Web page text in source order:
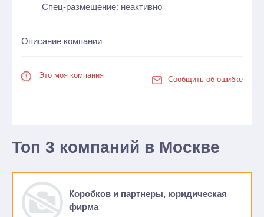
Спец-размещение: неактивно
Описание компании
Это моя компания Сообщить об ошибке
Топ 3 компаний в Москве
Коробков и партнеры, юридическая
фирма